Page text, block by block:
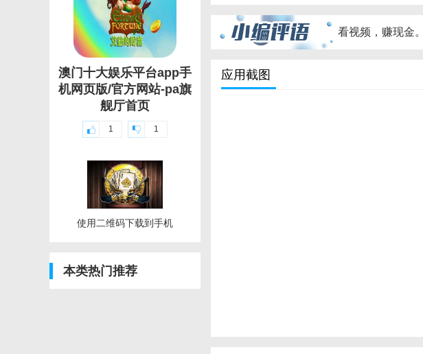
澳门十大娱乐平台app手
机网页版/官方网站-pa旗
舰厅首页
1 1
使用二维码下载到手机
本类热门推荐
看视频，赚现金。
应用截图